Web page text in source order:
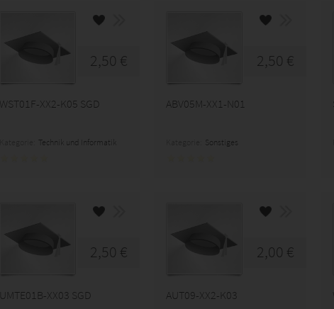
2,50 €
WST01F-XX2-K05 SGD
Technik und Informatik
2,50 €
ABV05M-XX1-N01
Sonstiges
2,50 €
UMTE01B-XX03 SGD
2,00 €
AUT09-XX2-K03